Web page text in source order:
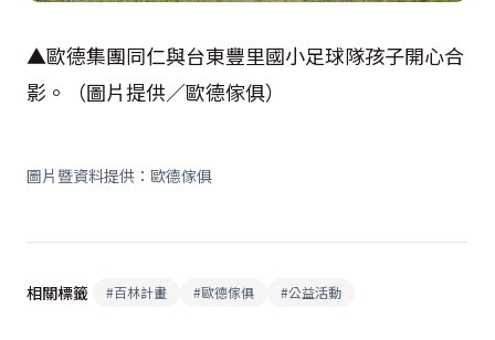
▲歐德集團同仁與台東豐里國小足球隊孩子開心合
影。（圖片提供／歐德傢俱）
圖片暨資料提供：歐德傢俱
相關標籤 #百林計畫 #歐德傢俱 #公益活動